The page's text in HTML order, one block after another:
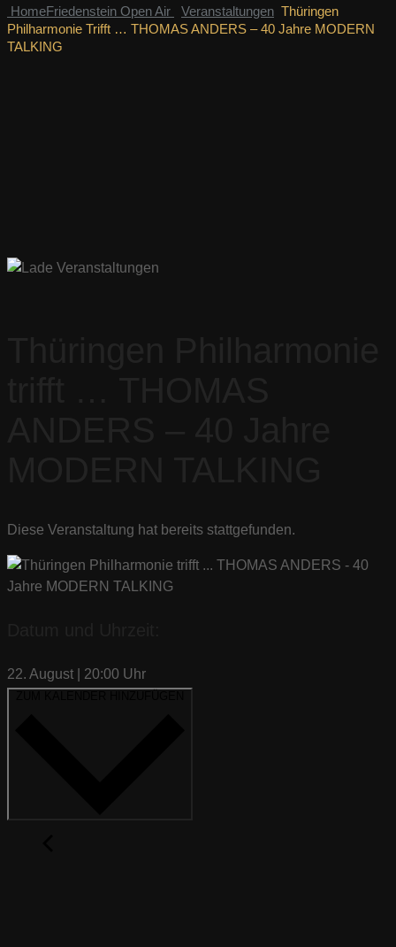
HomeFriedenstein Open Air Veranstaltungen Thüringen
Philharmonie Trifft … THOMAS ANDERS – 40 Jahre MODERN
TALKING
Diese Veranstaltung hat bereits stattgefunden.
22. August 20:00 Uhr